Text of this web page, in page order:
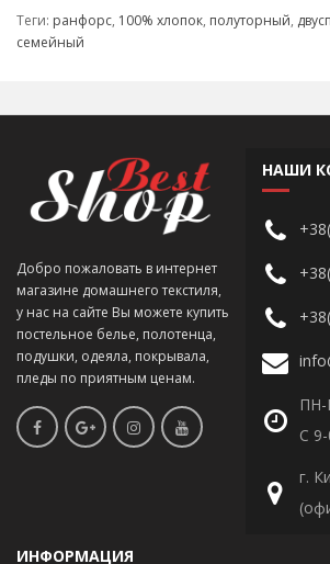
Теги: ранфорс, 100% хлопок, полуторный,
семейный
Добро пожаловать в интернет
магазине домашнего текстиля,
у нас на сайте Вы можете купить
постельное белье, полотенца,
подушки, одеяла, покрывала,
пледы по приятным ценам.
НАШИ
ПН-
С
г.
ИНФОРМАЦИЯ